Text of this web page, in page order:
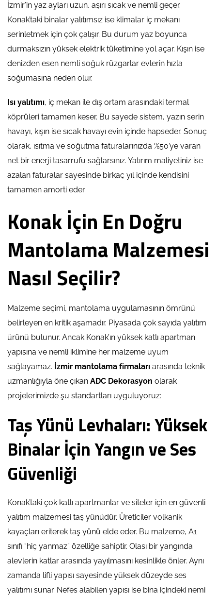
İzmir’in yaz ayları uzun, aşırı sıcak ve nemli geçer.
Konak’taki binalar yalıtımsız ise klimalar iç mekanı
serinletmek için çok çalışır. Bu durum yaz boyunca
durmaksızın yüksek elektrik tüketimine yol açar. Kışın ise
denizden esen nemli soğuk rüzgarlar evlerin hızla
soğumasına neden olur.
Isı yalıtımı, iç mekan ile dış ortam arasındaki termal
köprüleri tamamen keser. Bu sayede sistem, yazın serin
havayı, kışın ise sıcak havayı evin içinde hapseder. Sonuç
olarak, ısıtma ve soğutma faturalarınızda %50’ye varan
net bir enerji tasarrufu sağlarsınız. Yatırım maliyetiniz ise
azalan faturalar sayesinde birkaç yıl içinde kendisini
tamamen amorti eder.
Konak İçin En Doğru
Mantolama Malzemesi
Nasıl Seçilir?
Malzeme seçimi, mantolama uygulamasının ömrünü
belirleyen en kritik aşamadır. Piyasada çok sayıda yalıtım
ürünü bulunur. Ancak Konak’ın yüksek katlı apartman
yapısına ve nemli iklimine her malzeme uyum
sağlayamaz. İzmir mantolama firmaları arasında teknik
uzmanlığıyla öne çıkan ADC Dekorasyon olarak
projelerimizde şu standartları uyguluyoruz:
Taş Yünü Levhaları: Yüksek
Binalar İçin Yangın ve Ses
Güvenliği
Konak’taki çok katlı apartmanlar ve siteler için en güvenli
yalıtım malzemesi taş yünüdür. Üreticiler volkanik
kayaçları eriterek taş yünü elde eder. Bu malzeme, A1
sınıfı “hiç yanmaz” özelliğe sahiptir. Olası bir yangında
alevlerin katlar arasında yayılmasını kesinlikle önler. Aynı
zamanda lifli yapısı sayesinde yüksek düzeyde ses
yalıtımı sunar. Nefes alabilen yapısı ise bina içindeki nemi